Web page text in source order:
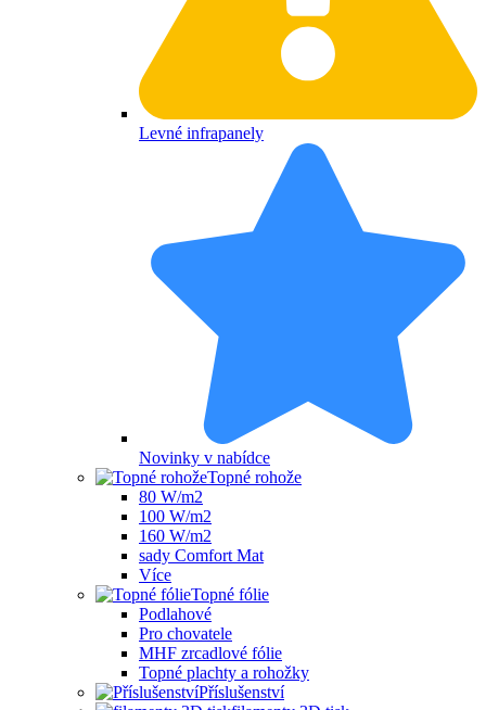
Levné infrapanely
Novinky v nabídce
Topné rohože
80 W/m2
100 W/m2
160 W/m2
sady Comfort Mat
Více
Topné fólie
Podlahové
Pro chovatele
MHF zrcadlové fólie
Topné plachty a rohožky
Příslušenství